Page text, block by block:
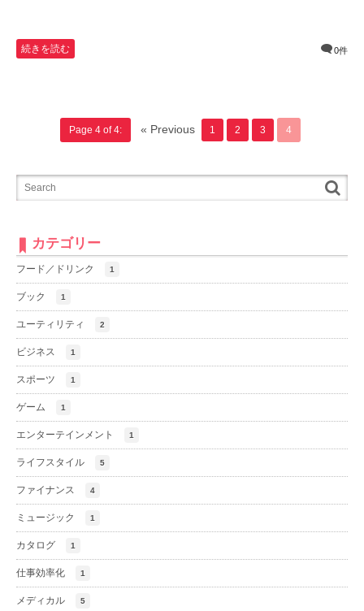
続きを読む 0件
Page 4 of 4: « Previous 1 2 3 4
カテゴリー
フード／ドリンク 1
ブック 1
ユーティリティ 2
ビジネス 1
スポーツ 1
ゲーム 1
エンターテインメント 1
ライフスタイル 5
ファイナンス 4
ミュージック 1
カタログ 1
仕事効率化 1
メディカル 5